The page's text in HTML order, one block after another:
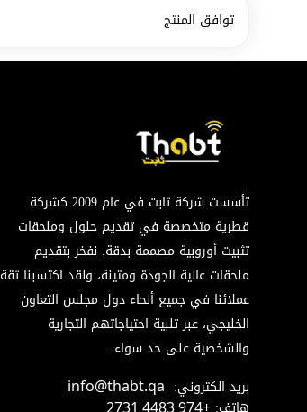
توافق المنتج
تأسست شركة ثابت في عام 2009 كشركة
قطرية متخصصة في تقديم حلول وملحقات
تثبيت أوروبية مصممة بدقة. نفخر بتقديم
ملحقات عالية الجودة ومتينة، ولقد اكتسبنا ثقة
عملائنا في جميع أنحاء دول مجلس التعاون
الخليجي، عبر تلبية احتياجاتهم التجارية
والشخصية على حد سواء.
بريد الكتروني: info@thabt.qa
+974 4483 2731